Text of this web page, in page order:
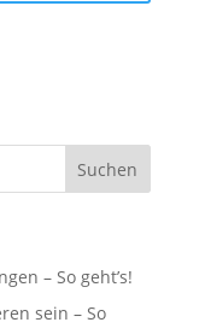
– So geht’s!
sein – So